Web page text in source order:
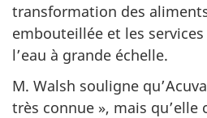
transformation des
embouteillée et les
l’eau à grande échelle.
M. Walsh souligne
très connue », mais